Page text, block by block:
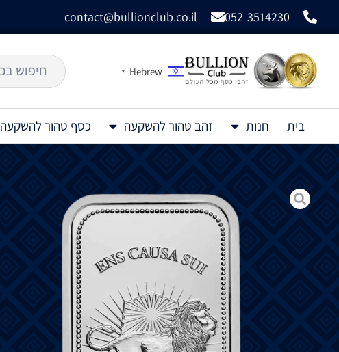
052-3514230
contact@bullionclub.co.il
Hebrew
▼
בית חנות זהב טהור להשקעה כסף טהור להשקעה